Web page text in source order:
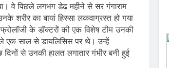
वे पिछले लगभग डेढ़ महीने से सर गंगाराम
का बायां हिस्सा लकवाग्रस्त हो गया
के डॉक्टरों की एक विशेष टीम उनकी
एक साल से डायलिसिस पर थे। उन्हें
से उनकी हालत लगातार गंभीर बनी हुई